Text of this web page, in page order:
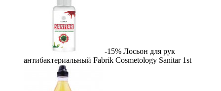
-15% Лосьон для рук
антибактериальный Fabrik Cosmetology Sanitar 1st